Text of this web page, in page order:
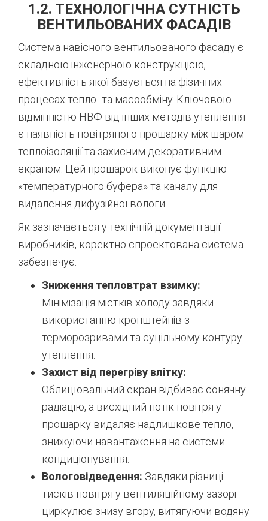
1.2. ТЕХНОЛОГІЧНА СУТНІСТЬ
ВЕНТИЛЬОВАНИХ ФАСАДІВ
Система навісного вентильованого фасаду є
складною інженерною конструкцією,
ефективність якої базується на фізичних
процесах тепло- та масообміну. Ключовою
відмінністю НВФ від інших методів утеплення
є наявність повітряного прошарку між шаром
теплоізоляції та захисним декоративним
екраном. Цей прошарок виконує функцію
«температурного буфера» та каналу для
видалення дифузійної вологи.
Як зазначається у технічній документації
виробників, коректно спроектована система
забезпечує:
Зниження тепловтрат взимку:
Мінімізація містків холоду завдяки
використанню кронштейнів з
терморозривами та суцільному контуру
утеплення.
Захист від перегріву влітку:
Облицювальний екран відбиває сонячну
радіацію, а висхідний потік повітря у
прошарку видаляє надлишкове тепло,
знижуючи навантаження на системи
кондиціонування.
Вологовідведення: Завдяки різниці
тисків повітря у вентиляційному зазорі
циркулює знизу вгору, витягуючи водяну